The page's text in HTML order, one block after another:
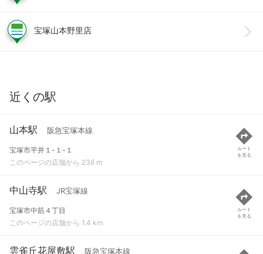
宝塚山本野里店
近くの駅
山本駅 阪急宝塚本線
宝塚市平井１-１-１
このページの店舗から 236 m
ルート
を見る
中山寺駅 JR宝塚線
宝塚市中筋４丁目
このページの店舗から 1.4 km
ルート
を見る
雲雀丘花屋敷駅 阪急宝塚本線